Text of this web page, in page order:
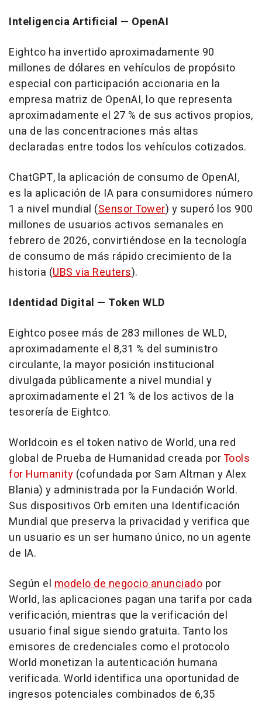
Inteligencia Artificial — OpenAI
Eightco ha invertido aproximadamente 90
millones de dólares en vehículos de propósito
especial con participación accionaria en la
empresa matriz de OpenAI, lo que representa
aproximadamente el 27 % de sus activos propios,
una de las concentraciones más altas
declaradas entre todos los vehículos cotizados.
ChatGPT, la aplicación de consumo de OpenAI,
es la aplicación de IA para consumidores número
1 a nivel mundial (Sensor Tower) y superó los 900
millones de usuarios activos semanales en
febrero de 2026, convirtiéndose en la tecnología
de consumo de más rápido crecimiento de la
historia (UBS via Reuters).
Identidad Digital — Token WLD
Eightco posee más de 283 millones de WLD,
aproximadamente el 8,31 % del suministro
circulante, la mayor posición institucional
divulgada públicamente a nivel mundial y
aproximadamente el 21 % de los activos de la
tesorería de Eightco.
Worldcoin es el token nativo de World, una red
global de Prueba de Humanidad creada porTools
for Humanity (cofundada por Sam Altman y Alex
Blania) y administrada por la Fundación World.
Sus dispositivos Orb emiten una Identificación
Mundial que preserva la privacidad y verifica que
un usuario es un ser humano único, no un agente
de IA.
Según elmodelo de negocio anunciado por
World, las aplicaciones pagan una tarifa por cada
verificación, mientras que la verificación del
usuario final sigue siendo gratuita. Tanto los
emisores de credenciales como el protocolo
World monetizan la autenticación humana
verificada. World identifica una oportunidad de
ingresos potenciales combinados de 6,35